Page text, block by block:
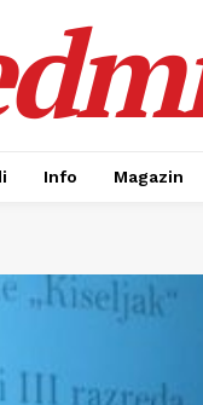
Info Magazin